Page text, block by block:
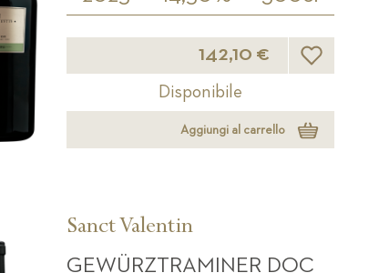
142,10 € Lista
Disponibile
Aggiungi al carrello
Sanct Valentin
GEWÜRZTRAMINER DOC